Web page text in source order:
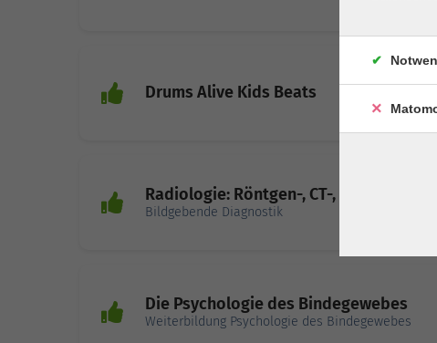
Drums Alive Kids Beats
Radiologie: Röntgen-, CT-, MRT
Bildgebende Diagnostik
Die Psychologie des Bindegewebes
Weiterbildung Psychologie des Bindegewebes